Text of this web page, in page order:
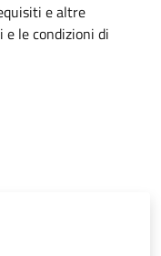
e altre
le condizioni di